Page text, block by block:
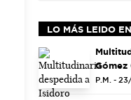
LO MÁS LEIDO
Gómez
P.M. -